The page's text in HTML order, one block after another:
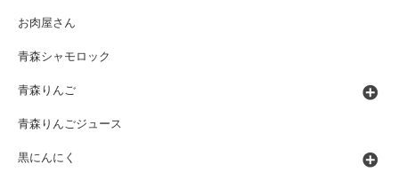
お肉屋さん
青森シャモロック
青森りんご
青森りんごジュース
黒にんにく